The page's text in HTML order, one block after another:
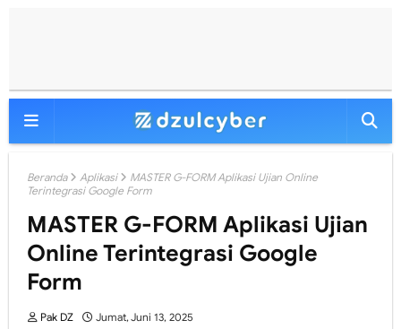
Beranda Aplikasi
MASTER G-FORM Aplikasi Ujian Online
Terintegrasi Google Form
MASTER G-FORM Aplikasi Ujian
Online Terintegrasi Google
Form
Pak DZ Jumat, Juni 13, 2025